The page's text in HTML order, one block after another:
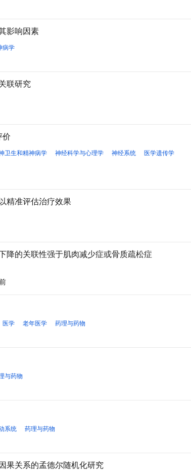
影响因素
病学
联研究
价
卫生和精神病学 神经科学与心理学 神经系统
医学遗传学
精准评估治疗效果
降的关联性强于肌肉减少症或骨质疏松症
医学 老年医学
药理与药物
与药物
系统
药理与药物
果关系的孟德尔随机化研究